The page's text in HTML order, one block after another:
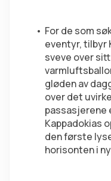
For de som
eventyr, tilbyr
sveve over
gløden av
over det
passasjerene
Kappadokias
den første
horisonten i